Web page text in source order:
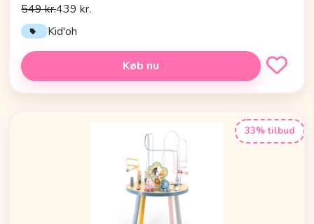
549 kr.439 kr.
Kid'oh
Køb nu
33% tilbud